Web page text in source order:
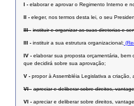
I - elaborar e aprovar o Regimento Interno e
II - eleger, nos termos desta lei, o seu
III - instituir e organizar as suas diretorias e
III - instituir a sua estrutura organizacional;
IV - elaborar sua proposta orçamentária,
que decidirá sobre sua aprovação;
V - propor à Assembléia Legislativa a
VI - apreciar e deliberar sobre direitos,
VI - apreciar e deliberar sobre direitos,